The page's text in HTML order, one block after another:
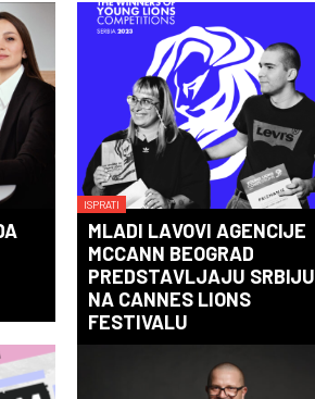
ISPRATI
MLADI LAVOVI AGENCIJE
MCCANN BEOGRAD
PREDSTAVLJAJU SRBIJU
NA CANNES LIONS
FESTIVALU